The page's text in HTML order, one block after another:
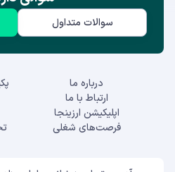
سوالات متداول
درباره ما
ارتباط با ما
اپلیکیشن ارزینجا
فرصت‌های شغلی